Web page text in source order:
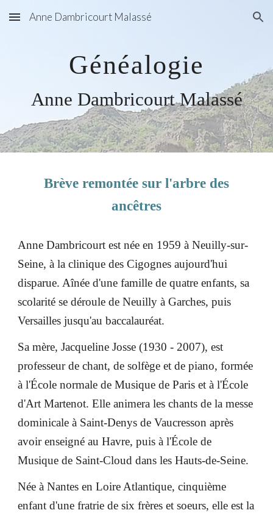
Skip to main content Skip to navigation
Anne Dambricourt Malassé
Généalogie
Anne Dambricourt Malassé
Brève remontée sur l'arbre des
ancêtres
Anne Dambricourt est née en 1959 à Neuilly-sur-
Seine, à la clinique des Cigognes aujourd'hui
disparue. Aînée d'une famille de quatre enfants, sa
scolarité se déroule de Neuilly à Garches, puis
Versailles jusqu'au baccalauréat.
Sa mère, Jacqueline Josse (1930 - 2007), est
professeur de chant, de solfège et de piano, formée
à l'École normale de Musique de Paris et à l'École
d'Art Martenot. Elle animera les chants de la messe
dominicale à Saint-Denys de Vaucresson après
avoir enseigné au Havre, puis à l'École de
Musique de Saint-Cloud dans les Hauts-de-Seine.
Née à Nantes en Loire Atlantique, cinquième
enfant d'une fratrie de six frères et soeurs, elle est la